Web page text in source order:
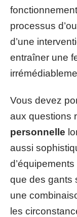
processus
d’une
entraîner une
Vous devez
aux questions
personnelle
aussi
que des gants
une
les